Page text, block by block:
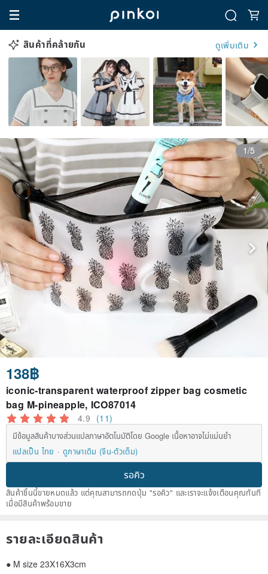
สินค้าที่คล้ายกัน ดูเพิ่มเติม
1/5
138฿
iconic-transparent waterproof zipper bag cosmetic
bag M-pineapple, ICO87014
4.9 (11)
มีข้อมูลสินค้าบางส่วนแปลภาษาอัตโนมัติโดย Google เนื้อหาอาจไม่แม่นยำ
แปลเป็น ไทย
ดูภาษาเดิม (จีน-ตัวเต็ม)
รอคิว
สินค้าชิ้นนี้ขายหมดแล้ว แต่คุณสามารถกดปุ่ม "รอคิว" และเราจะแจ้งเตือนคุณทันที
เมื่อมีสินค้าพร้อมขาย
รายละเอียดสินค้า
● M size 23X16X3cm